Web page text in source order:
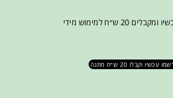
20 ש״ח למימוש מידי
עכשיו וקבלו 20 ש״ח מתנה